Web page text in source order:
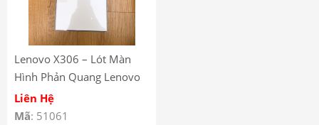
Lenovo X306 – Lót Màn
Hình Phản Quang Lenovo
Tab M10 HD ( GEN 2 ) TB-
X306 – Lenovo Tab M10
Liên Hệ
Mã: 51061